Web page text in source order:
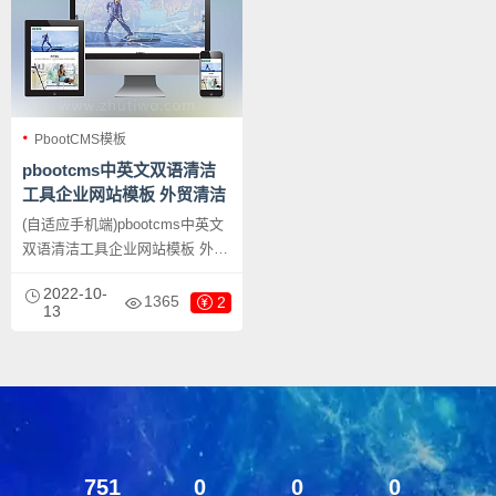
PbootCMS模板
pbootcms中英文双语清洁
工具企业网站模板 外贸清洁
设备网站源码下载
(自适应手机端)pbootcms中英文
双语清洁工具企业网站模板 外贸
PbootCMS内核开发的网站模
板，该模板适用于中英文双语网
字图片换成其他行业的即可；
2022-10-
13
1365 2
751 0 0 0